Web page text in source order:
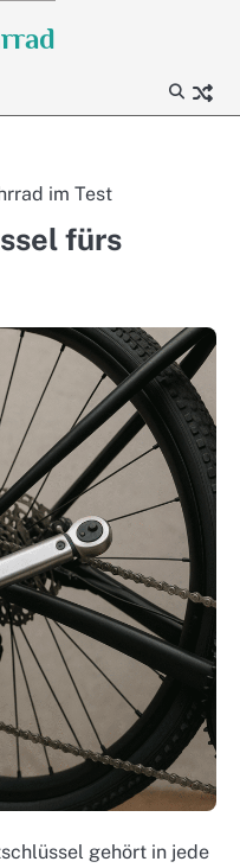
im Test
fürs
gehört in jede